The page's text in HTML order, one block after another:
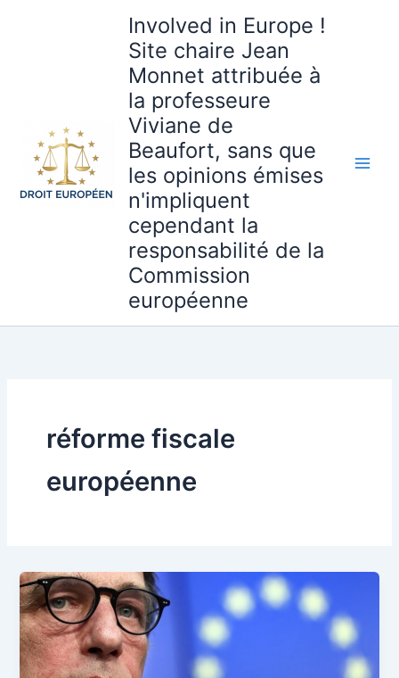
Involved in Europe !
Site chaire Jean
Monnet attribuée à
la professeure
Viviane de
Beaufort, sans que
les opinions émises
n'impliquent
cependant la
responsabilité de la
Commission
européenne
réforme fiscale
européenne